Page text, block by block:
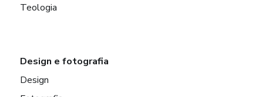
Teologia
Design e fotografia
Design